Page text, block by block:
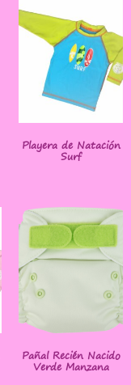
Playera de Natación
Surf
Pañal Recién Nacido
Verde Manzana